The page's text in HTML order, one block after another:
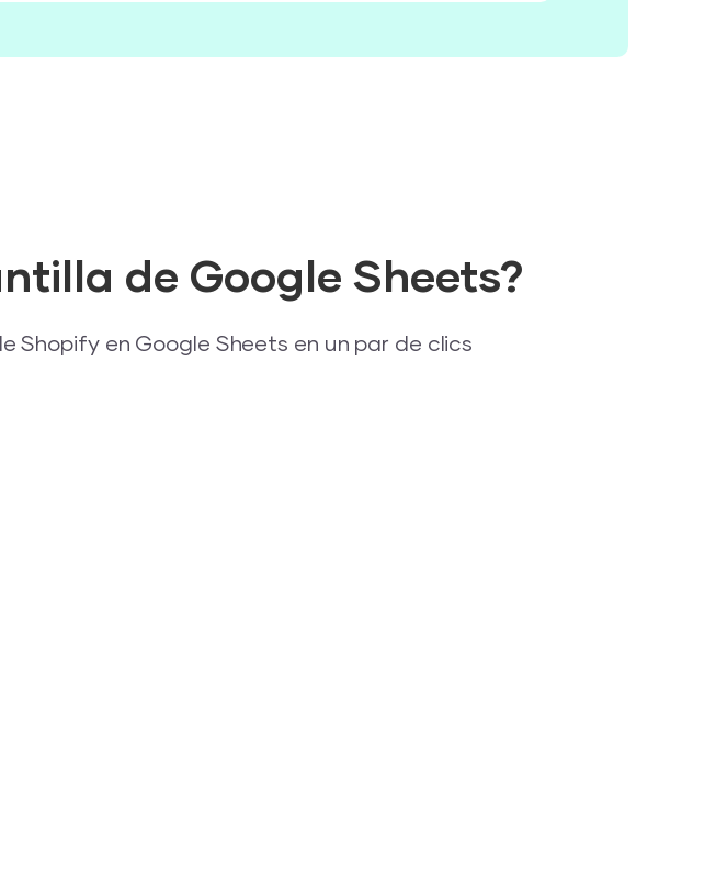
de Google Sheets?
Shopify en Google Sheets en un par de clics